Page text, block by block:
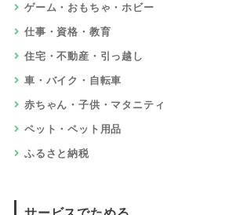
ゲーム・おもちゃ・ホビー
仕事・資格・教育
住宅・不動産・引っ越し
車・バイク・自転車
赤ちゃん・子供・マタニティ
ペット・ペット用品
ふるさと納税